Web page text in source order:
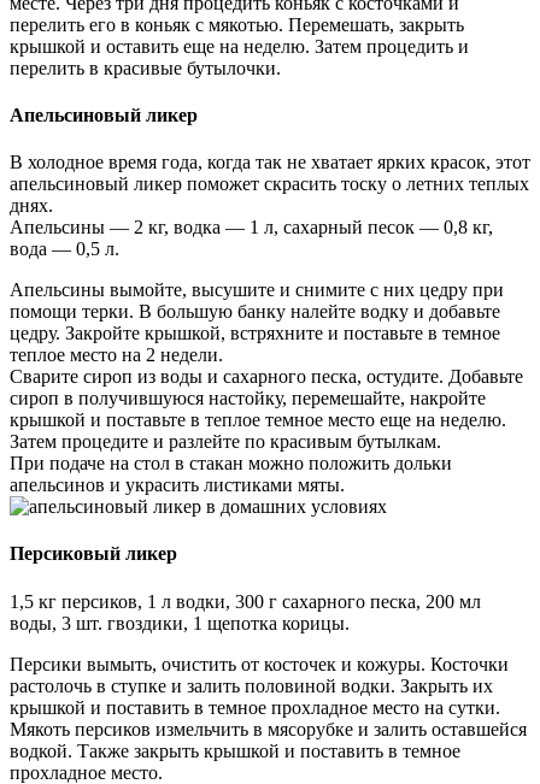
перелить его в коньяк с мякотью. Перемешать, закрыть
крышкой и оставить еще на неделю. Затем процедить и
перелить в красивые бутылочки.
Апельсиновый ликер
В холодное время года, когда так не хватает ярких красок, этот
апельсиновый ликер поможет скрасить тоску о летних теплых
днях.
Апельсины — 2 кг, водка — 1 л, сахарный песок — 0,8 кг,
вода — 0,5 л.
Апельсины вымойте, высушите и снимите с них цедру при
помощи терки. В большую банку налейте водку и добавьте
цедру. Закройте крышкой, встряхните и поставьте в темное
теплое место на 2 недели.
Сварите сироп из воды и сахарного песка, остудите. Добавьте
сироп в получившуюся настойку, перемешайте, накройте
крышкой и поставьте в теплое темное место еще на неделю.
Затем процедите и разлейте по красивым бутылкам.
При подаче на стол в стакан можно положить дольки
апельсинов и украсить листиками мяты.
Персиковый ликер
1,5 кг персиков, 1 л водки, 300 г сахарного песка, 200 мл
воды, 3 шт. гвоздики, 1 щепотка корицы.
Персики вымыть, очистить от косточек и кожуры. Косточки
растолочь в ступке и залить половиной водки. Закрыть их
крышкой и поставить в темное прохладное место на сутки.
Мякоть персиков измельчить в мясорубке и залить оставшейся
водкой. Также закрыть крышкой и поставить в темное
прохладное место.